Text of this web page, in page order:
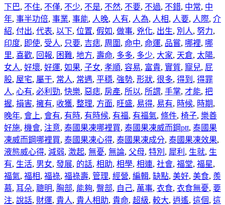
下巴, 不住, 不僅, 不少, 不是, 不然, 不要, 不過, 不錯, 中常, 中
年, 事半功倍, 事業, 事能, 人晚, 人有, 人為, 人相, 人要, 人際, 介
紹, 付出, 代表, 以下, 位置, 假如, 做事, 兇化, 出生, 別人, 努力,
印度, 即使, 受人, 只要, 吉痣, 周圍 , 命中, 命運, 品嘗, 哪裡, 哪
里, 喜歡, 回報, 困難, 地方, 壽命, 多多, 多少, 大家, 天倉, 太陽,
女人, 好壞, 好運, 如果, 子女, 孝順, 容易, 富貴, 實質, 寵兒, 屁
股, 屋宅, 屬于, 常人, 常遇, 平穩, 強勢, 形狀, 很多, 得到 , 得罪
人, 心有, 必利勁, 快樂, 惡痣, 房產, 所以, 所謂, 手掌, 才能, 把
握, 損害, 擁有, 收獲, 整理, 方面, 旺盛, 易得, 易有, 時候, 時期,
晚年, 會上, 會有, 有時, 有時候, 有福, 有福氣, 條件, 椅子, 樂善
好施, 機會, 注意, 泰國果凍哪裡買, 泰國果凍威而鋼ptt, 泰國果
凍威而鋼哪裡買, 泰國果凍心得, 泰國果凍成分, 泰國果凍效果,
液態威心得, 減弱, 激起, 無憂, 無論, 父母, 特別 , 犀利 , 生就, 生
有, 生活, 男女, 發展, 的話, 相助, 相學, 相連, 社會, 福堂, 福星,
福氣, 福相, 福祿, 福祿壽, 管理, 經營, 編輯, 缺點, 美好, 美食, 羨
慕, 耳朵, 聰明, 胸部, 能夠, 臀部, 自己, 萬事, 衣食, 衣食無憂, 要
注, 說話, 財運, 貴人, 貴人相助, 貴命, 超級, 較大, 逍遙, 這個, 這